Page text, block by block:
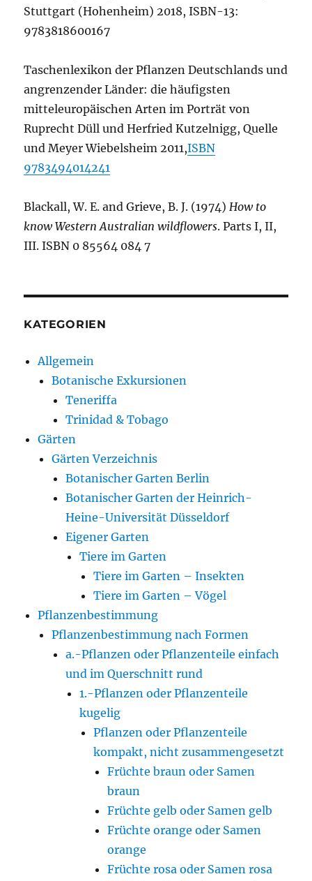
Stuttgart (Hohenheim) 2018, ISBN-13:
9783818600167
Taschenlexikon der Pflanzen Deutschlands und
angrenzender Länder: die häufigsten
mitteleuropäischen Arten im Porträt von
Ruprecht Düll und Herfried Kutzelnigg, Quelle
und Meyer Wiebelsheim 2011,ISBN
9783494014241
Blackall, W. E. and Grieve, B. J. (1974)How to
know Western Australian wildflowers. Parts I, II,
III. ISBN 0 85564 084 7
KATEGORIEN
Allgemein
Botanische Exkursionen
Teneriffa
Trinidad & Tobago
Gärten
Gärten Verzeichnis
Botanischer Garten Berlin
Botanischer Garten der Heinrich-
Heine-Universität Düsseldorf
Eigener Garten
Tiere im Garten
Tiere im Garten – Insekten
Tiere im Garten – Vögel
Pflanzenbestimmung
Pflanzenbestimmung nach Formen
a.-Pflanzen oder Pflanzenteile einfach
und im Querschnitt rund
1.-Pflanzen oder Pflanzenteile
kugelig
Pflanzen oder Pflanzenteile
kompakt, nicht zusammengesetzt
Früchte braun oder Samen
braun
Früchte gelb oder Samen gelb
Früchte orange oder Samen
orange
Früchte rosa oder Samen rosa